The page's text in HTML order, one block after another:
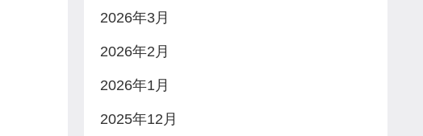
2026年3月
2026年2月
2026年1月
2025年12月